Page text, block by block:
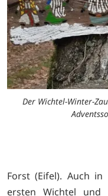
Der Wichtel-Winter-
Forst (Eifel). Auch
ersten Wichtel und